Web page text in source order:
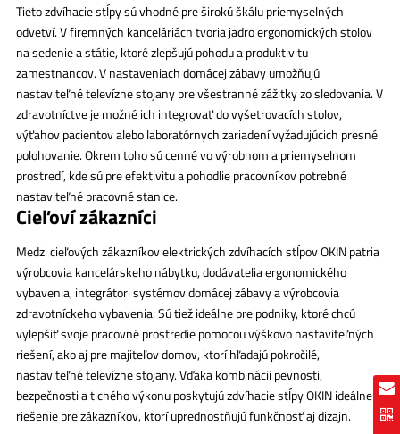
Tieto zdvíhacie stĺpy sú vhodné pre širokú škálu priemyselných
odvetví. V firemných kanceláriách tvoria jadro ergonomických stolov
na sedenie a státie, ktoré zlepšujú pohodu a produktivitu
zamestnancov. V nastaveniach domácej zábavy umožňujú
nastaviteľné televízne stojany pre všestranné zážitky zo sledovania. V
zdravotníctve je možné ich integrovať do vyšetrovacích stolov,
výťahov pacientov alebo laboratórnych zariadení vyžadujúcich presné
polohovanie. Okrem toho sú cenné vo výrobnom a priemyselnom
prostredí, kde sú pre efektivitu a pohodlie pracovníkov potrebné
nastaviteľné pracovné stanice.
Cieľoví zákazníci
Medzi cieľových zákazníkov elektrických zdvíhacích stĺpov OKIN patria
výrobcovia kancelárskeho nábytku, dodávatelia ergonomického
vybavenia, integrátori systémov domácej zábavy a výrobcovia
zdravotníckeho vybavenia. Sú tiež ideálne pre podniky, ktoré chcú
vylepšiť svoje pracovné prostredie pomocou výškovo nastaviteľných
riešení, ako aj pre majiteľov domov, ktorí hľadajú pokročilé,
nastaviteľné televízne stojany. Vďaka kombinácii pevnosti,
bezpečnosti a tichého výkonu poskytujú zdvíhacie stĺpy OKIN ideálne
riešenie pre zákazníkov, ktorí uprednostňujú funkčnosť aj dizajn.